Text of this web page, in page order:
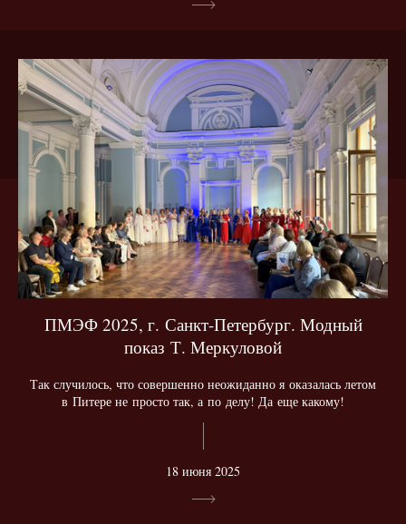
ПМЭФ 2025, г. Санкт-Петербург. Модный
показ Т. Меркуловой
Так случилось, что совершенно неожиданно я оказалась летом
в Питере не просто так, а по делу! Да еще какому!
18 июня 2025